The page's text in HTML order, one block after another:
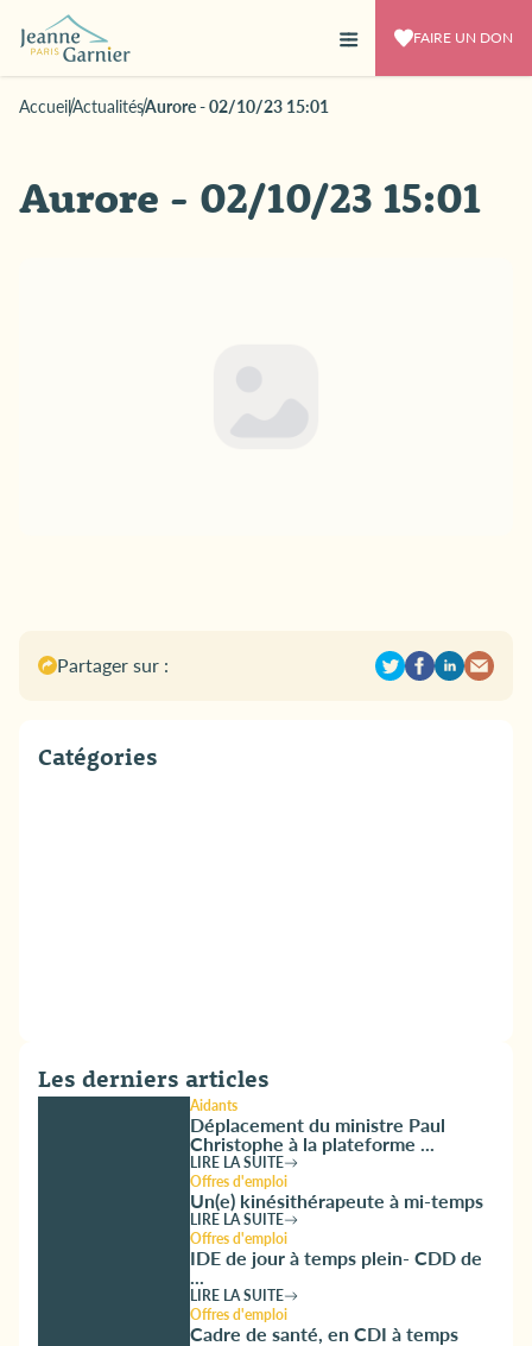
FAIRE UN DON
AccueilActualitésAurore - 02/10/23 15:01
Aurore - 02/10/23 15:01
Partager sur :
Catégories
Les derniers articles
Aidants
Déplacement du ministre Paul
Christophe à la plateforme ...
LIRE LA SUITE
Offres d'emploi
Un(e) kinésithérapeute à mi-temps
LIRE LA SUITE
Offres d'emploi
IDE de jour à temps plein- CDD de
...
LIRE LA SUITE
Offres d'emploi
Cadre de santé, en CDI à temps